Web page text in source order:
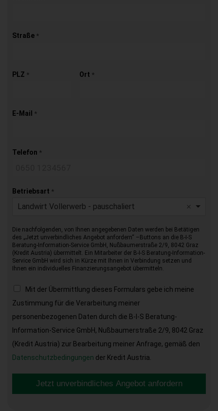
Straße *
PLZ * Ort *
E-Mail *
Telefon *
Betriebsart *
Landwirt Vollerwerb - pauschaliert
Die nachfolgenden, von Ihnen angegebenen Daten werden bei Betätigen
des „Jetzt unverbindliches Angebot anfordern“ –Buttons an die B-I-S
Beratung-Information-Service GmbH, Nußbaumerstraße 2/9, 8042 Graz
(Kredit Austria) übermittelt. Ein Mitarbeiter der B-I-S Beratung-Information-
Service GmbH wird sich in Kürze mit Ihnen in Verbindung setzen und
Ihnen ein individuelles Finanzierungsangebot übermitteln.
Mit der Übermittlung dieses Formulars gebe ich meine
Zustimmung für die Verarbeitung meiner
personenbezogenen Daten durch die B-I-S Beratung-
Information-Service GmbH, Nußbaumerstraße 2/9, 8042 Graz
(Kredit Austria) zur Bearbeitung meiner Anfrage, gemäß den
Datenschutzbedingungen der Kredit Austria.
Jetzt unverbindliches Angebot anfordern